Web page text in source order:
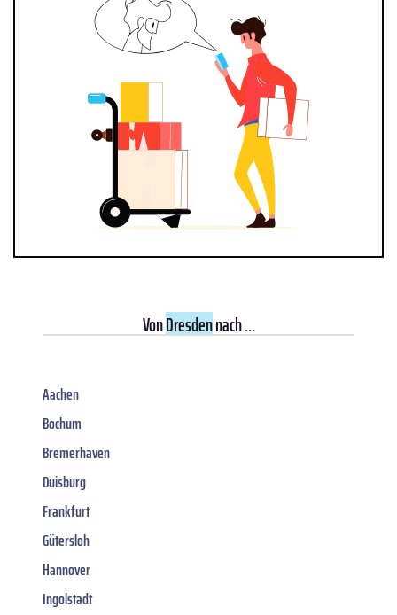
VonDresdennach ...
Aachen
Bochum
Bremerhaven
Duisburg
Frankfurt
Gütersloh
Hannover
Ingolstadt